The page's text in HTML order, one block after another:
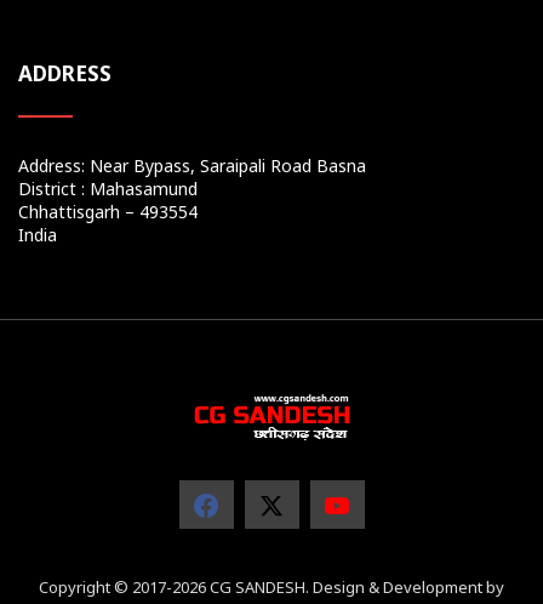
ADDRESS
Address: Near Bypass, Saraipali Road Basna
District : Mahasamund
Chhattisgarh – 493554
India
Copyright © 2017-2026 CG SANDESH. Design & Development by